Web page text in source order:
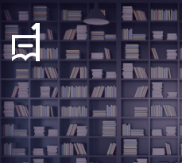
학
도
협
소